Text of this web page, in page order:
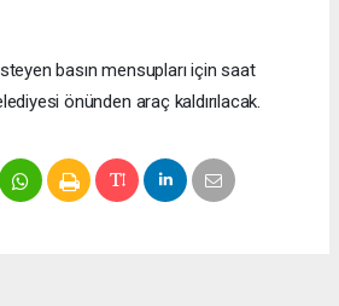
basın mensupları için saat
önünden araç kaldırılacak.